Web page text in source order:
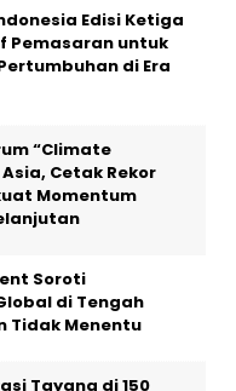
Edisi Ketiga
Pemasaran untuk
di Era
“Climate
Cetak Rekor
Momentum
Soroti
di Tengah
Tidak Menentu
Tayang di 150